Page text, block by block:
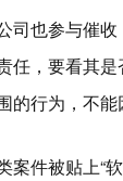
司也参与催
任，要看其
的行为，不
件被贴上“